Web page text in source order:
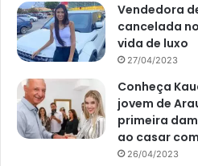
familiares.
Se você quiser acrescentar um
bacon crocante. Além disso, a
vegetais é uma opção versátil,
ou substituir os vegetais de
preferências. Aproveite!
Vendedora
cancelada
vida de luxo
27/04/2023
Conheça
jovem de
primeira
ao casar
26/04/2023